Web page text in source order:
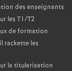
des enseignants
les T1/T2
de formation
rackette les
la titularisation